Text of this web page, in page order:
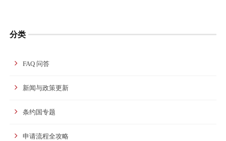
分类
FAQ 问答
新闻与政策更新
条约国专题
申请流程全攻略